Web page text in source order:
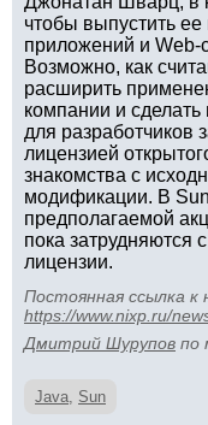
чтобы выпустить
приложений и Web-
Возможно, как
расширить
компании и
для разработчиков
лицензией
знакомства с
модификации. В Sun
предполагаемой
пока затрудняются
лицензии.
Постоянная ссылка к
https://www.nixp.ru/
Дмитрий Шурупов по
Java, Sun